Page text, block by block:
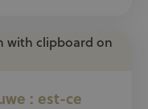
: est-ce